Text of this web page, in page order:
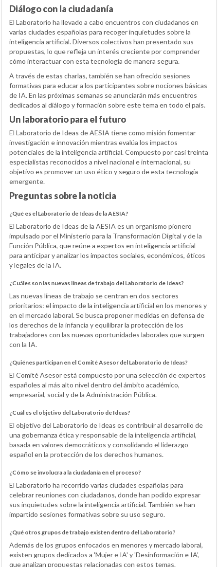
Diálogo con la ciudadanía
El Laboratorio ha llevado a cabo encuentros con ciudadanos en
varias ciudades españolas para recoger inquietudes sobre la
inteligencia artificial. Diversos colectivos han presentado sus
propuestas, lo que refleja un interés creciente por comprender
cómo interactuar con esta tecnología de manera segura.
A través de estas charlas, también se han ofrecido sesiones
formativas para educar a los participantes sobre nociones básicas
de IA. En las próximas semanas se anunciarán más encuentros
dedicados al diálogo y formación sobre este tema en todo el país.
Un laboratorio para el futuro
El Laboratorio de Ideas de AESIA tiene como misión fomentar
investigación e innovación mientras evalúa los impactos
potenciales de la inteligencia artificial. Compuesto por casi treinta
especialistas reconocidos a nivel nacional e internacional, su
objetivo es promover un uso ético y seguro de esta tecnología
emergente.
Preguntas sobre la noticia
¿Qué es el Laboratorio de Ideas de la AESIA?
El Laboratorio de Ideas de la AESIA es un organismo pionero
impulsado por el Ministerio para la Transformación Digital y de la
Función Pública, que reúne a expertos en inteligencia artificial
para anticipar y analizar los impactos sociales, económicos, éticos
y legales de la IA.
¿Cuáles son las nuevas líneas de trabajo del Laboratorio de Ideas?
Las nuevas líneas de trabajo se centran en dos sectores
prioritarios: el impacto de la inteligencia artificial en los menores y
en el mercado laboral. Se busca proponer medidas en defensa de
los derechos de la infancia y equilibrar la protección de los
trabajadores con las nuevas oportunidades laborales que surgen
con la IA.
¿Quiénes participan en el Comité Asesor del Laboratorio de Ideas?
El Comité Asesor está compuesto por una selección de expertos
españoles al más alto nivel dentro del ámbito académico,
empresarial, social y de la Administración Pública.
¿Cuál es el objetivo del Laboratorio de Ideas?
El objetivo del Laboratorio de Ideas es contribuir al desarrollo de
una gobernanza ética y responsable de la inteligencia artificial,
basada en valores democráticos y consolidando el liderazgo
español en la protección de los derechos humanos.
¿Cómo se involucra a la ciudadanía en el proceso?
El Laboratorio ha recorrido varias ciudades españolas para
celebrar reuniones con ciudadanos, donde han podido expresar
sus inquietudes sobre la inteligencia artificial. También se han
impartido sesiones formativas sobre su uso seguro.
¿Qué otros grupos de trabajo existen dentro del Laboratorio?
Además de los grupos enfocados en menores y mercado laboral,
existen grupos dedicados a 'Mujer e IA' y 'Desinformación e IA',
que analizan propuestas relacionadas con estos temas.